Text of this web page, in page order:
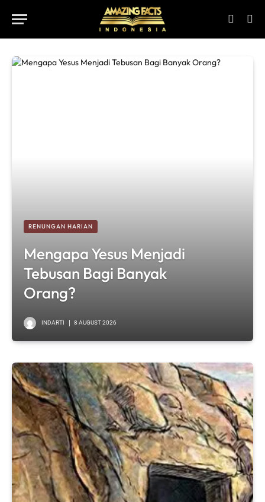
RENUNGAN HARIAN
Mengapa Yesus Menjadi
Tebusan Bagi Banyak
Orang?
INDARTI 8 AUGUST 2026